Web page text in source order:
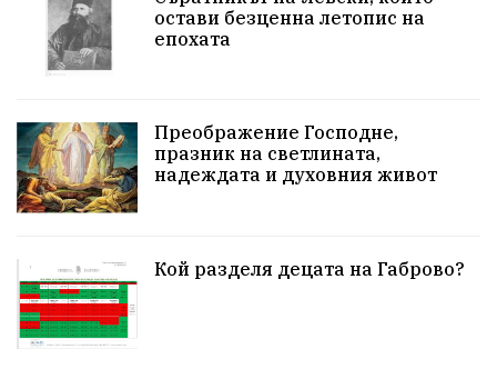
остави безценна летопис на
епохата
Преображение Господне,
празник на светлината,
надеждата и духовния живот
Кой разделя децата на Габрово?